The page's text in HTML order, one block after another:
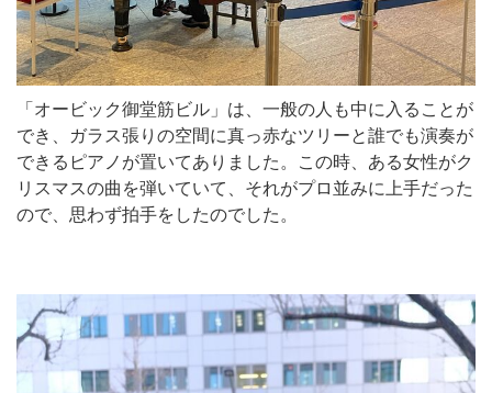
「オービック御堂筋ビル」は、一般の人も中に入ることが
でき、ガラス張りの空間に真っ赤なツリーと誰でも演奏が
できるピアノが置いてありました。この時、ある女性がク
リスマスの曲を弾いていて、それがプロ並みに上手だった
ので、思わず拍手をしたのでした。